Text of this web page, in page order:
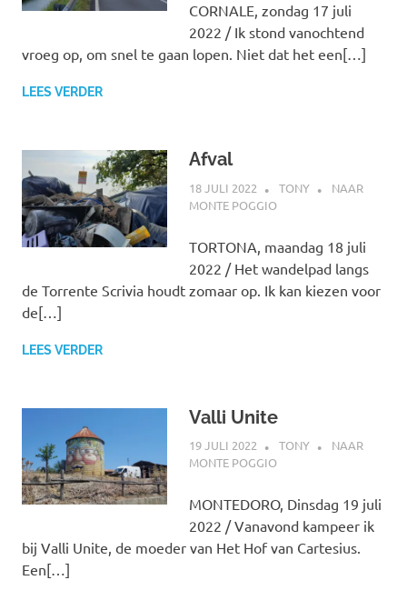
CORNALE, zondag 17 juli
2022 / Ik stond vanochtend
vroeg op, om snel te gaan lopen. Niet dat het een[…]
LEES VERDER
Afval
18 JULI 2022 TONY
NAAR
MONTE POGGIO
TORTONA, maandag 18 juli
2022 / Het wandelpad langs
de Torrente Scrivia houdt zomaar op. Ik kan kiezen voor
de[…]
LEES VERDER
Valli Unite
19 JULI 2022 TONY
NAAR
MONTE POGGIO
MONTEDORO, Dinsdag 19 juli
2022 / Vanavond kampeer ik
bij Valli Unite, de moeder van Het Hof van Cartesius.
Een[…]